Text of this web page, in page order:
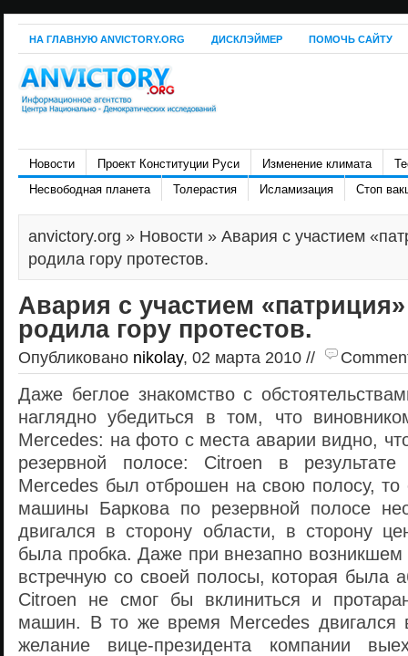
НА ГЛАВНУЮ ANVICTORY.ORG ДИСКЛЭЙМЕР ПОМОЧЬ САЙТУ
Новости Проект Конституции Руси Изменение климата
Несвободная планета
Толерастия Исламизация Стоп
anvictory.org » Новости » Авария с участием
родила гору протестов.
Авария с участием
родила гору протестов.
Опубликовано nikolay, 02 марта 2010 //
Даже беглое знакомство с
наглядно убедиться в том, что
Mercedes: на фото с места аварии видно,
резервной полосе: Citroen в результате
Mercedes был отброшен на свою полосу, то
машины Баркова по резервной полосе
двигался в сторону области, в сторону
была пробка. Даже при внезапно
встречную со своей полосы, которая была
Citroen не смог бы вклиниться и
машин. В то же время Mercedes двигался
желание вице-президента компании